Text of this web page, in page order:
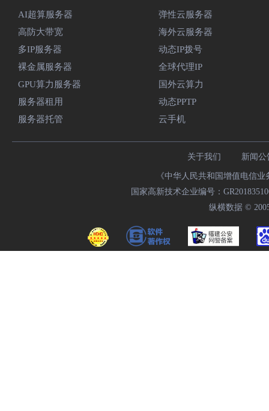
AI超算服务器
高防大带宽
多IP服务器
裸金属服务器
GPU算力服务器
服务器租用
服务器托管
弹性云服务器
海外云服务器
动态IP拨号
全球代理IP
国外云算力
动态PPTP
云手机
关于我们 新闻公
《中华人民共和国增值电信
国家高新技术企业编号：
纵横数据 ©